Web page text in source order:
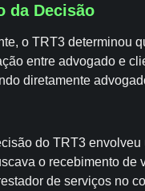
da Decisão
o TRT3 determinou
entre advogado e
diretamente
do TRT3
o recebimento
de serviços no